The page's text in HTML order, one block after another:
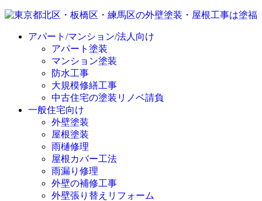
アパート/マンション/法人向け
アパート塗装
マンション塗装
防水工事
大規模修繕工事
中古住宅の塗装リノベ請負
一般住宅向け
外壁塗装
屋根塗装
雨樋修理
屋根カバー工法
雨漏り修理
外壁の補修工事
外壁張り替えリフォーム